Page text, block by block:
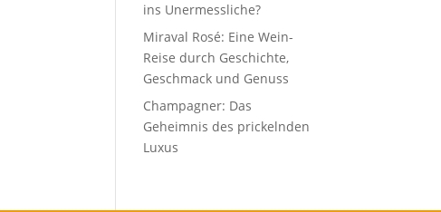
ins Unermessliche?
Miraval Rosé: Eine Wein-
Reise durch Geschichte,
Geschmack und Genuss
Champagner: Das
Geheimnis des prickelnden
Luxus